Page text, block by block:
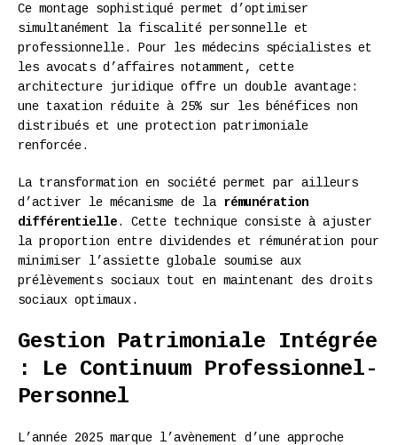
Ce montage sophistiqué permet d’optimiser
simultanément la fiscalité personnelle et
professionnelle. Pour les médecins spécialistes et
les avocats d’affaires notamment, cette
architecture juridique offre un double avantage:
une taxation réduite à 25% sur les bénéfices non
distribués et une protection patrimoniale
renforcée.
La transformation en société permet par ailleurs
d’activer le mécanisme de la rémunération
différentielle. Cette technique consiste à ajuster
la proportion entre dividendes et rémunération pour
minimiser l’assiette globale soumise aux
prélèvements sociaux tout en maintenant des droits
sociaux optimaux.
Gestion Patrimoniale Intégrée
: Le Continuum Professionnel-
Personnel
L’année 2025 marque l’avènement d’une approche